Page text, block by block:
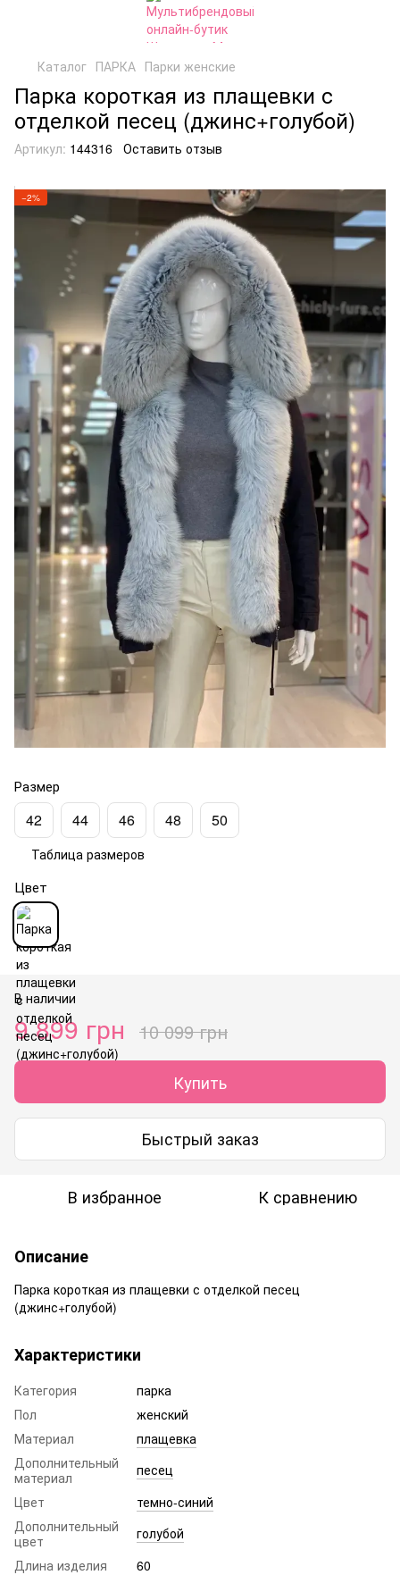
Каталог ПАРКА Парки женские
Парка короткая из плащевки с
отделкой песец (джинс+голубой)
Артикул: 144316 Оставить отзыв
−2%
Размер
42 44 46 48 50
Таблица размеров
Цвет
В наличии
9 899 грн 10 099 грн
Купить
Быстрый заказ
В избранное К сравнению
Описание
Парка короткая из плащевки с отделкой песец
(джинс+голубой)
Характеристики
Категория
парка
Пол
женский
Материал
плащевка
Дополнительный
материал
песец
Цвет
темно-синий
Дополнительный
цвет
голубой
Длина изделия
60